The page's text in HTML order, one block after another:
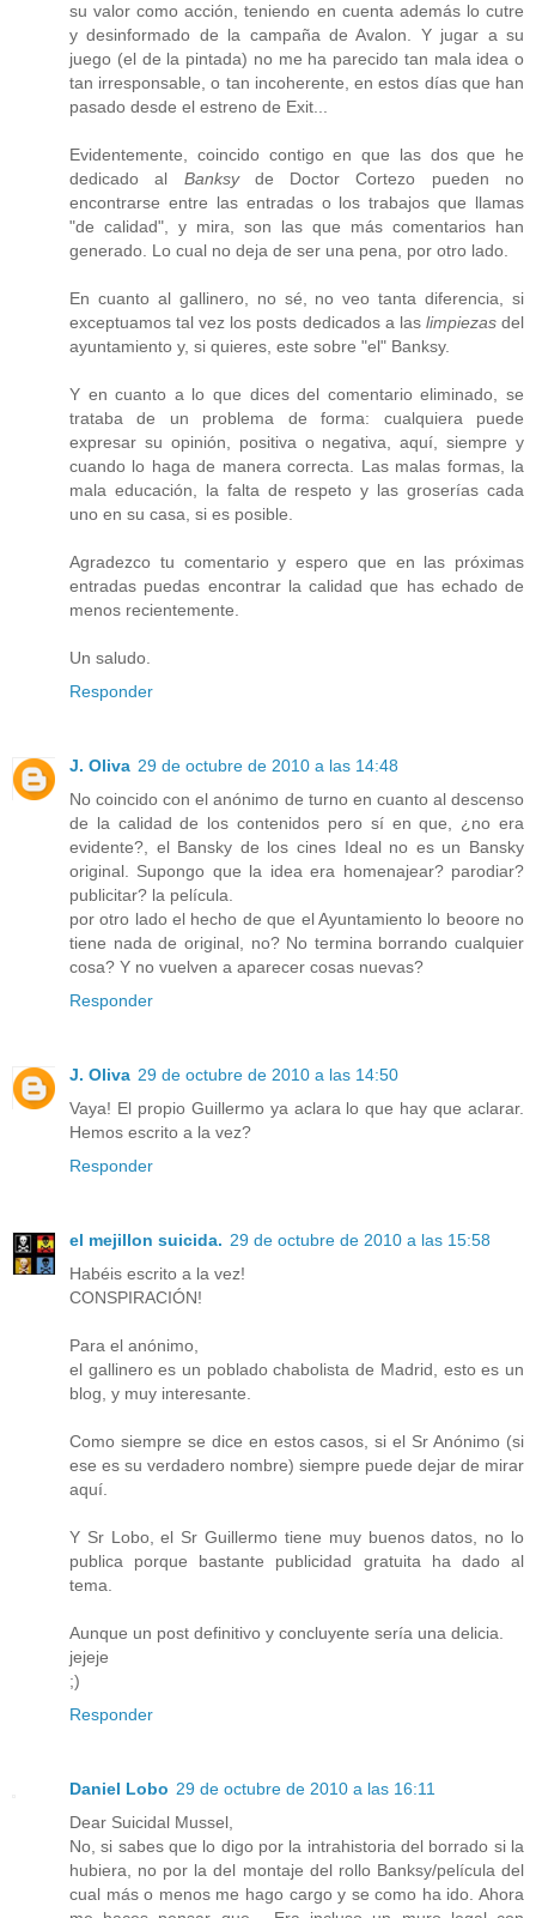
su valor como acción, teniendo en cuenta además lo cutre
y desinformado de la campaña de Avalon. Y jugar a su
juego (el de la pintada) no me ha parecido tan mala idea o
tan irresponsable, o tan incoherente, en estos días que han
pasado desde el estreno de Exit...
Evidentemente, coincido contigo en que las dos que he
dedicado al Banksyde Doctor Cortezo pueden no
encontrarse entre las entradas o los trabajos que llamas
"de calidad", y mira, son las que más comentarios han
generado. Lo cual no deja de ser una pena, por otro lado.
En cuanto al gallinero, no sé, no veo tanta diferencia, si
exceptuamos tal vez los posts dedicados a las limpiezasdel
ayuntamiento y, si quieres, este sobre "el" Banksy.
Y en cuanto a lo que dices del comentario eliminado, se
trataba de un problema de forma: cualquiera puede
expresar su opinión, positiva o negativa, aquí, siempre y
cuando lo haga de manera correcta. Las malas formas, la
mala educación, la falta de respeto y las groserías cada
uno en su casa, si es posible.
Agradezco tu comentario y espero que en las próximas
entradas puedas encontrar la calidad que has echado de
menos recientemente.
Un saludo.
Responder
J. Oliva 29 de octubre de 2010 a las 14:48
No coincido con el anónimo de turno en cuanto al descenso
de la calidad de los contenidos pero sí en que, ¿no era
evidente?, el Bansky de los cines Ideal no es un Bansky
original. Supongo que la idea era homenajear? parodiar?
publicitar? la película.
por otro lado el hecho de que el Ayuntamiento lo beoore no
tiene nada de original, no? No termina borrando cualquier
cosa? Y no vuelven a aparecer cosas nuevas?
Responder
J. Oliva 29 de octubre de 2010 a las 14:50
Vaya! El propio Guillermo ya aclara lo que hay que aclarar.
Hemos escrito a la vez?
Responder
el mejillon suicida. 29 de octubre de 2010 a las 15:58
Habéis escrito a la vez!
CONSPIRACIÓN!
Para el anónimo,
el gallinero es un poblado chabolista de Madrid, esto es un
blog, y muy interesante.
Como siempre se dice en estos casos, si el Sr Anónimo (si
ese es su verdadero nombre) siempre puede dejar de mirar
aquí.
Y Sr Lobo, el Sr Guillermo tiene muy buenos datos, no lo
publica porque bastante publicidad gratuita ha dado al
tema.
Aunque un post definitivo y concluyente sería una delicia.
jejeje
;)
Responder
Daniel Lobo 29 de octubre de 2010 a las 16:11
Dear Suicidal Mussel,
No, si sabes que lo digo por la intrahistoria del borrado si la
hubiera, no por la del montaje del rollo Banksy/película del
cual más o menos me hago cargo y se como ha ido. Ahora